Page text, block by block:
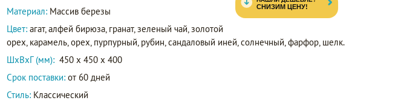
Материал: Массив березы
Цвет: агат, алфей бирюза, гранат, зеленый чай, золотой
орех, карамель, орех, пурпурный, рубин, сандаловый иней, солнечный, фарфор, шелк.
ШxВxГ (мм): 450 x 450 x 400
Срок поставки: от 60 дней
Стиль: Классический